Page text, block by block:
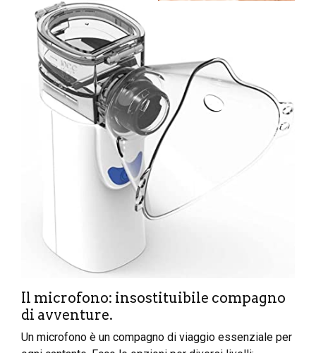
Il microfono: insostituibile compagno
di avventure.
Un microfono è un compagno di viaggio essenziale per